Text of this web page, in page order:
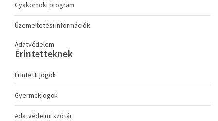
Gyakornoki program
Üzemeltetési információk
Adatvédelem
Érintetteknek
Érintetti jogok
Gyermekjogok
Adatvédelmi szótár